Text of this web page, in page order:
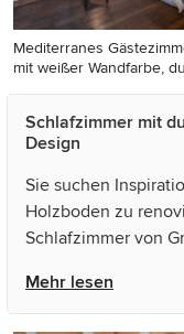
Mediterranes
mit weißer Wandfarbe,
Mediterranes
mit weißer Wandfarbe,
dunklem Holzboden
Schlafzimmer mit
Design
Sie suchen
Holzboden zu
Schlafzimmer von
Architekten dieses
Design studio und
Mehr lesen